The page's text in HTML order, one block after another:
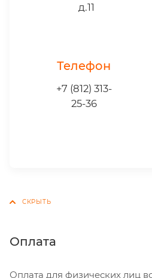
д.11
Телефон
+7 (812) 313-
25-36
Оплата
Оплата для физических лиц